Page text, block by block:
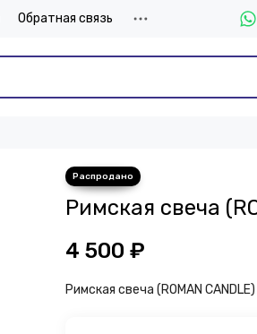
Обратная связь
Римская свеча
4 500 ₽
Римская свеча (ROMAN